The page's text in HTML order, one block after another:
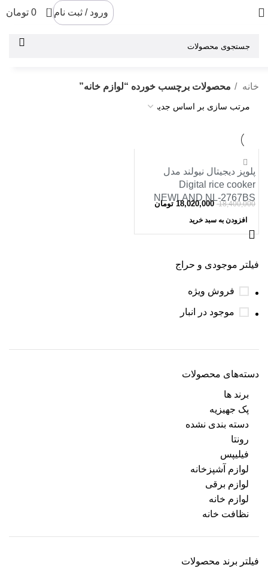
ورود / ثبت نام 0
0 تومان
فیلتر موجودی و حراج
فروش ویژه
موجود در انبار
دسته‌های محصولات
برند ها
پک جهیزیه
دسته بندی نشده
رونتا
فیلیپس
لوازم آشپزخانه
لوازم برقی
لوازم خانه
نظافت خانه
فیلتر برند محصولات
خانه محصولات برچسب خورده “لوازم خانه”
-2%
پلوپز دیجیتال نیولند مدل
Digital rice cooker
NEWLAND NL-2767BS
18,400,000
18,020,000 تومان
افزودن به سبد خرید